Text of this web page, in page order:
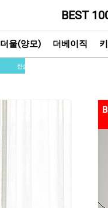
BEST
더울(양모) 더베이직
한실